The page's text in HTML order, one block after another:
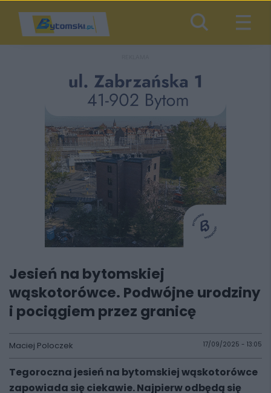
Jesień na bytomskiej
wąskotorówce. Podwójne urodziny
i pociągiem przez granicę
Maciej Poloczek 17/09/2025 - 13:05
Tegoroczna jesień na bytomskiej wąskotorówce
zapowiada się ciekawie. Najpierw odbędą się